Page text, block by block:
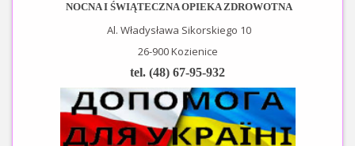
NOCNA I ŚWIĄTECZNA OPIEKA ZDROWOTNA
Al. Władysława Sikorskiego 10
26-900 Kozienice
tel. (48) 67-95-932